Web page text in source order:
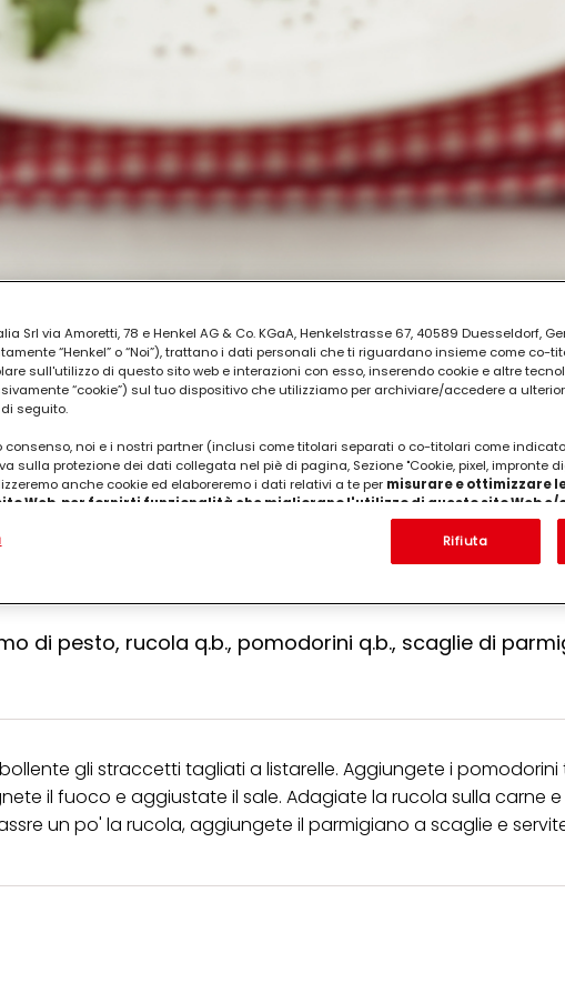
DI PREPARAZIONE
minuti
di pesto, rucola q.b., pomodorini q.b., scaglie di
gli straccetti tagliati a listarelle. Aggiungete i pomodorini
il fuoco e aggiustate il sale. Adagiate la rucola sulla carne e
un po' la rucola, aggiungete il parmigiano a scaglie e
Srl via Amoretti, 78 e Henkel AG & Co. KGaA, Henkelstrasse 67, 40589 Duesseldorf,
“Henkel” o “Noi”), trattano i dati personali che ti riguardano insieme come co-
sull'utilizzo di questo sito web e interazioni con esso, inserendo cookie e altre
“cookie”) sul tuo dispositivo che utilizziamo per archiviare/accedere a
seguito.
consenso, noi e i nostri partner (inclusi come titolari separati o co-titolari come
sulla protezione dei dati collegata nel piè di pagina, Sezione "Cookie, pixel, impronte
anche cookie ed elaboreremo i dati relativi a te per misurare e ottimizzare
Web, per fornirti funzionalità che migliorano l'utilizzo di questo sito Web e/
. Analizzeremo il tuo utilizzo di questo sito Web e le tue interazioni commerciali
dell'azienda per cui lavori) per) e su tale base tracciare i tuoi acquisti dei nostri
le nostre informazioni sulle entità commerciali e creare profili individuali su di te
ottimizzare il successo delle campagne pubblicitarie.
di seguito".
su "Modifica" potrai trovare maggiori informazioni sul trattamento dei tuoi dati / sull'uso
più degli scopi sopra menzionati. Cliccando su "Accetta tutto", acconsenti all'uso dei
Rifiuta